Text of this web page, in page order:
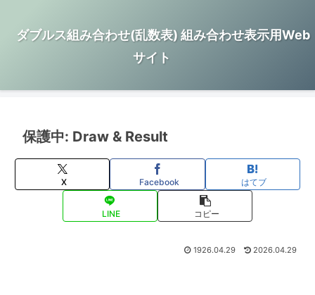
ダブルス組み合わせ(乱数表) 組み合わせ表示用Web
サイト
保護中: Draw & Result
X Facebook はてブ
LINE コピー
1926.04.29 2026.04.29